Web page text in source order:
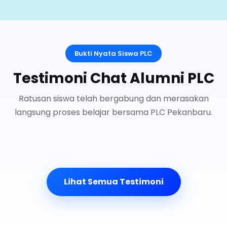
Bukti Nyata Siswa PLC
Testimoni Chat Alumni PLC
Ratusan siswa telah bergabung dan merasakan
langsung proses belajar bersama PLC Pekanbaru.
Lihat Semua Testimoni